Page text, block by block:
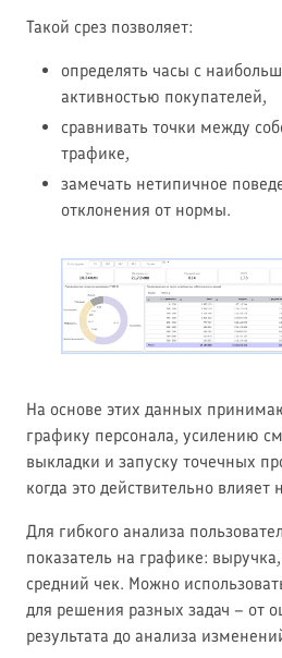
Такой срез позволяет:
определять часы с
активностью покупателей,
сравнивать точки между
трафике,
замечать нетипичное
отклонения от нормы.
На основе этих данных
графику персонала, усилению
выкладки и запуску точечных
когда это действительно влияет
Для гибкого анализа
показатель на графике:
средний чек. Можно
для решения разных задач – от
результата до анализа